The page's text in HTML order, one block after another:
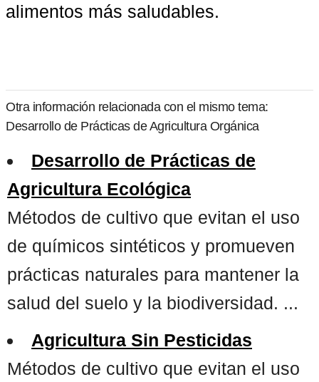
alimentos más saludables.
Otra información relacionada con el mismo tema:
Desarrollo de Prácticas de Agricultura Orgánica
Desarrollo de Prácticas de
Agricultura Ecológica
Métodos de cultivo que evitan el uso
de químicos sintéticos y promueven
prácticas naturales para mantener la
salud del suelo y la biodiversidad. ...
Agricultura Sin Pesticidas
Métodos de cultivo que evitan el uso